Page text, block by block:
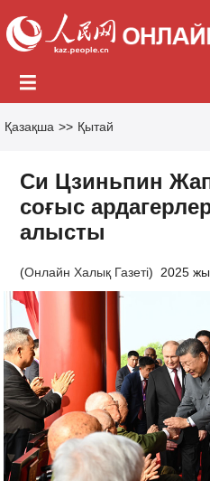
Қазақша >> Қытай
Си Цзиньпин
соғыс
алысты
(Онлайн Халық Газеті) 2025